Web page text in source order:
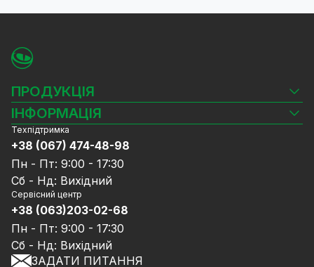
ПРОДУКЦІЯ
Камери відеоспостереження
Відеореєстратори
Комплекти відеоспостереження
СКУД
Джерела живлення
Мережеве обладнання
Ноутбуки та комп'ютери
Аксесуари
Акції
Знижені в ціні товари
ІНФОРМАЦІЯ
Блог
Доставка та оплата
Гарантія та Сервісне обслуговування
Політика конфіденційності
Договір публічної оферти
Співпраця
Послуги
Калькулятор розрахунку обсягу HDD
Техпідтримка
+38 (067) 474-48-98
Пн - Пт: 9:00 - 17:30
Сб - Нд: Вихідний
Сервісний центр
+38 (063)203-02-68
Пн - Пт: 9:00 - 17:30
Сб - Нд: Вихідний
ЗАДАТИ ПИТАННЯ